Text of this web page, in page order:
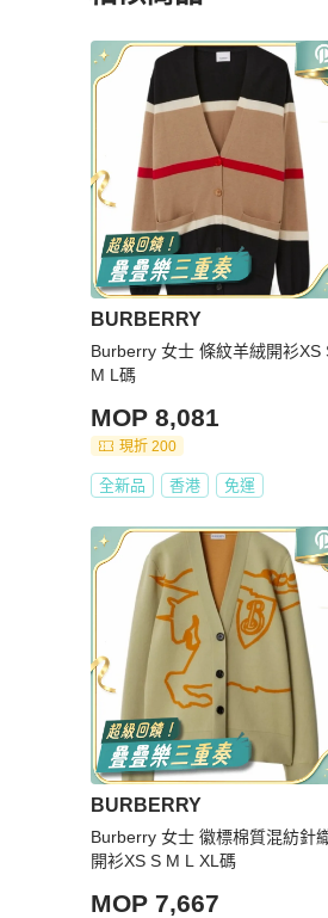
更多相似BURBERRY女裝推
BURBERRY
Burberry 女士 條紋羊絨開衫XS
M L碼
MOP 8,081
現折 200
全新品 香港 免運
BURBERRY
Burberry 女士 徽標棉質混紡針
開衫XS S M L XL碼
MOP 7,667